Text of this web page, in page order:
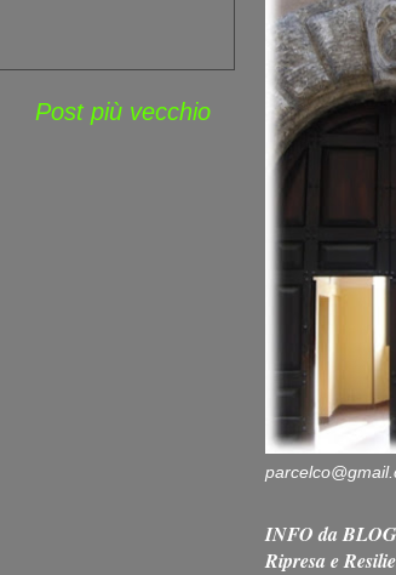
Post più vecchio
INFO da
Ripresa e